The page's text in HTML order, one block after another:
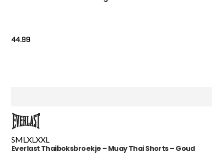
44.99
SML XL XXL
Everlast Thaiboksbroekje – Muay Thai Shorts – Goud